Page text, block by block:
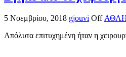
5 Νοεμβρίου, 2018 gjouvi Off
Απόλυτα επιτυχημένη ήταν η